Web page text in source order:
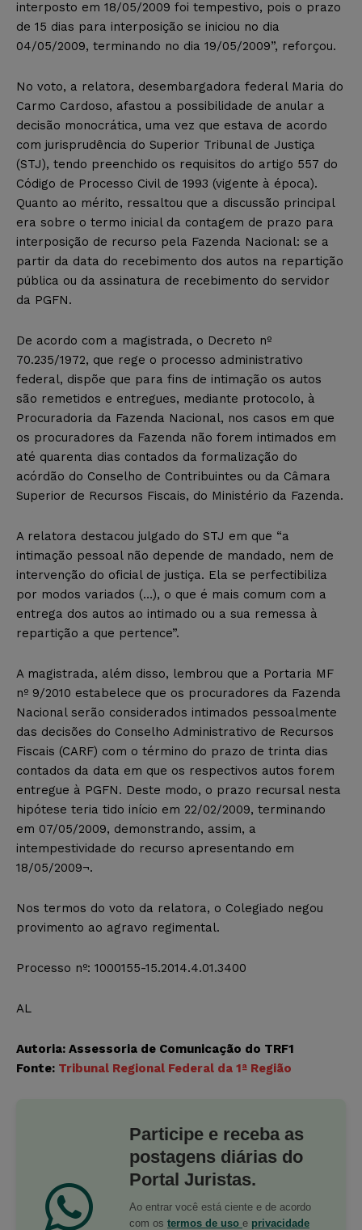
interposto em 18/05/2009 foi tempestivo, pois o prazo
de 15 dias para interposição se iniciou no dia
04/05/2009, terminando no dia 19/05/2009”, reforçou.
No voto, a relatora, desembargadora federal Maria do
Carmo Cardoso, afastou a possibilidade de anular a
decisão monocrática, uma vez que estava de acordo
com jurisprudência do Superior Tribunal de Justiça
(STJ), tendo preenchido os requisitos do artigo 557 do
Código de Processo Civil de 1993 (vigente à época).
Quanto ao mérito, ressaltou que a discussão principal
era sobre o termo inicial da contagem de prazo para
interposição de recurso pela Fazenda Nacional: se a
partir da data do recebimento dos autos na repartição
pública ou da assinatura de recebimento do servidor
da PGFN.
De acordo com a magistrada, o Decreto nº
70.235/1972, que rege o processo administrativo
federal, dispõe que para fins de intimação os autos
são remetidos e entregues, mediante protocolo, à
Procuradoria da Fazenda Nacional, nos casos em que
os procuradores da Fazenda não forem intimados em
até quarenta dias contados da formalização do
acórdão do Conselho de Contribuintes ou da Câmara
Superior de Recursos Fiscais, do Ministério da Fazenda.
A relatora destacou julgado do STJ em que “a
intimação pessoal não depende de mandado, nem de
intervenção do oficial de justiça. Ela se perfectibiliza
por modos variados (…), o que é mais comum com a
entrega dos autos ao intimado ou a sua remessa à
repartição a que pertence”.
A magistrada, além disso, lembrou que a Portaria MF
nº 9/2010 estabelece que os procuradores da Fazenda
Nacional serão considerados intimados pessoalmente
das decisões do Conselho Administrativo de Recursos
Fiscais (CARF) com o término do prazo de trinta dias
contados da data em que os respectivos autos forem
entregue à PGFN. Deste modo, o prazo recursal nesta
hipótese teria tido início em 22/02/2009, terminando
em 07/05/2009, demonstrando, assim, a
intempestividade do recurso apresentando em
18/05/2009¬.
Nos termos do voto da relatora, o Colegiado negou
provimento ao agravo regimental.
Processo nº: 1000155-15.2014.4.01.3400
AL
Autoria: Assessoria de Comunicação do TRF1
Fonte: Tribunal Regional Federal da 1ª Região
Participe e receba as
postagens diárias do
Portal Juristas.
Ao entrar você está ciente e de acordo
com os termos de uso e privacidade